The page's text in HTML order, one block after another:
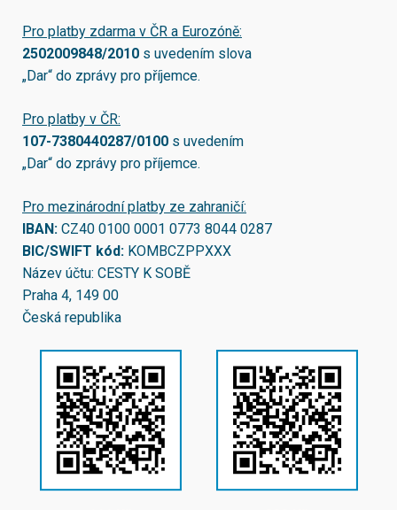
Pro platby zdarma v ČR a Eurozóně:
2502009848/2010 s uvedením slova
„Dar“ do zprávy pro příjemce.
Pro platby v ČR:
107-7380440287/0100 s uvedením
„Dar“ do zprávy pro příjemce.
Pro mezinárodní platby ze zahraničí:
IBAN: CZ40 0100 0001 0773 8044 0287
BIC/SWIFT kód: KOMBCZPPXXX
Název účtu: CESTY K SOBĚ
Praha 4, 149 00
Česká republika